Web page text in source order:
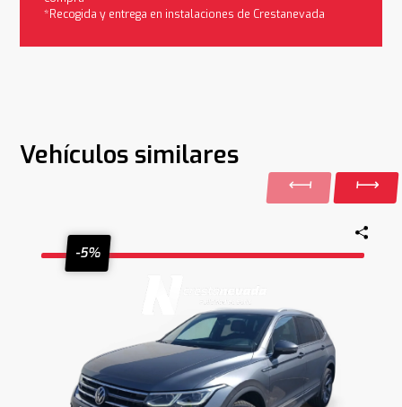
*Recogida y entrega en instalaciones de Crestanevada
Vehículos similares
-5%